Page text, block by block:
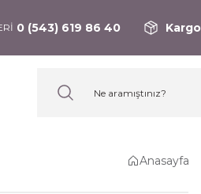
0 (543) 619 86 40
Anasayfa